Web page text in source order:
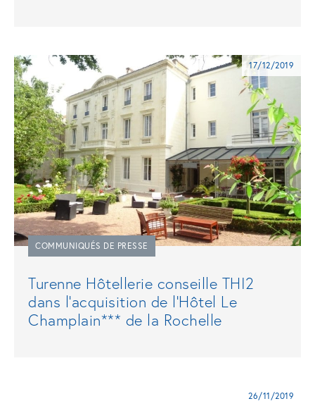
17/12/2019
COMMUNIQUÉS DE PRESSE
Turenne Hôtellerie conseille THI2
dans l’acquisition de l’Hôtel Le
Champlain*** de la Rochelle
26/11/2019